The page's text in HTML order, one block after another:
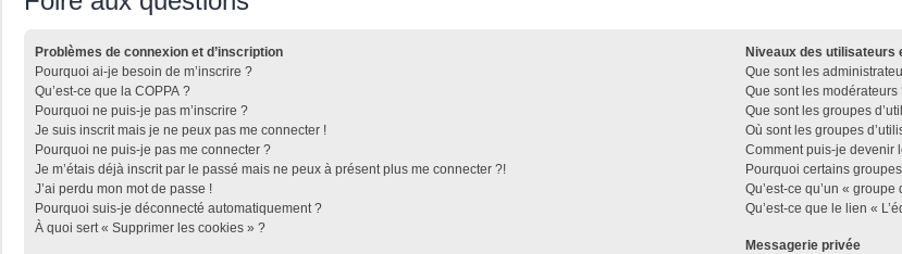
Problèmes de connexion et d’inscription
Pourquoi ai-je besoin de m’inscrire ?
Qu’est-ce que la COPPA ?
Pourquoi ne puis-je pas m’inscrire ?
Je suis inscrit mais je ne peux pas me connecter !
Pourquoi ne puis-je pas me connecter ?
Je m’étais déjà inscrit par le passé mais ne peux à présent plus me connecter ?!
J’ai perdu mon mot de passe !
Pourquoi suis-je déconnecté automatiquement ?
À quoi sert « Supprimer les cookies » ?
Niveaux des utilisateurs
Que sont les
Que sont les modérateurs
Que sont les groupes
Où sont les groupes
Comment puis-je devenir
Pourquoi certains
Qu’est-ce qu’un «
Qu’est-ce que le lien «
Messagerie privée